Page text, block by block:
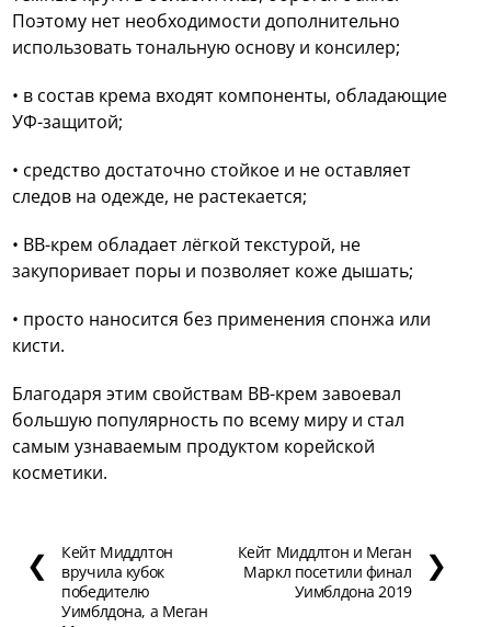
Поэтому нет необходимости дополнительно
использовать тональную основу и консилер;
• в состав крема входят компоненты, обладающие
УФ-защитой;
• средство достаточно стойкое и не оставляет
следов на одежде, не растекается;
• ВВ-крем обладает лёгкой текстурой, не
закупоривает поры и позволяет коже дышать;
• просто наносится без применения спонжа или
кисти.
Благодаря этим свойствам BB-крем завоевал
большую популярность по всему миру и стал
самым узнаваемым продуктом корейской
косметики.
❮
Кейт Миддлтон
вручила кубок
победителю
Уимблдона, а Меган
Кейт Миддлтон и Меган
Маркл посетили финал
Уимблдона 2019
❯